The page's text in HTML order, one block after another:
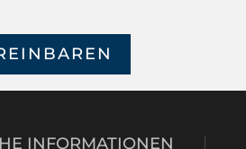
INFORMATIONEN